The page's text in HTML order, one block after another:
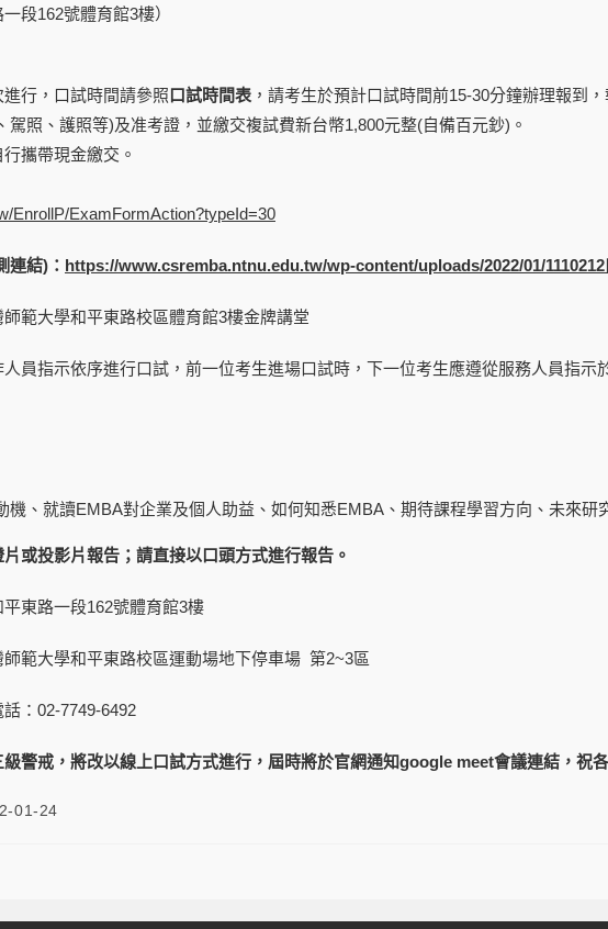
段162號體育館3樓）
行，口試時間請參照口試時間表 ，請考生於預計口試時間前15-30分鐘辦理報到
駕照、護照等)及准考證，並繳交複試費新台幣1,800元整(自備百元鈔)。
攜帶現金繳交。
EnrollP/ExamFormAction?typeId=30
連結) ： https://www.csremba.ntnu.edu.tw/wp-content/uploads/2022/01/
師範大學和平東路校區體育館3樓金牌講堂
人員指示依序進行口試，前一位考生進場口試時，下一位考生應遵從服務人員指示
機、就讀EMBA對企業及個人助益、如何知悉EMBA、期待課程學習方向、未來研
或投影片報告；請直接以口頭方式進行報告。
平東路一段162號體育館3樓
師範大學和平東路校區運動場地下停車場 第2~3區
話：02-7749-6492
警戒，將改以線上口試方式進行，屆時將於官網通知google meet會議連結，祝
01-24